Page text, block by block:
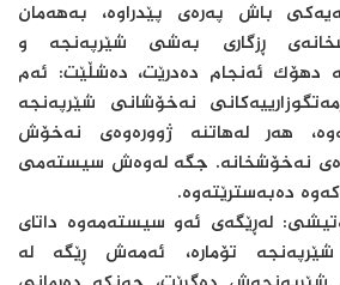
باش پەرەی پێدراوە، بەهەمان
ڕزگاری بەشی شێرپەنجە و
دهۆک ئەنجام دەدرێت، دەشڵێت: ئەم
نەخۆشانی شێرپەنجە
هەر لەهاتنە ژوورەوەی نەخۆش
نەخۆشخانە. جگە لەوەش سیستەمی
دەبەسترێتەوە.
لەڕێگەی ئەو سیستەمەوە داتای
تۆمارە، ئەمەش ڕێگە لە